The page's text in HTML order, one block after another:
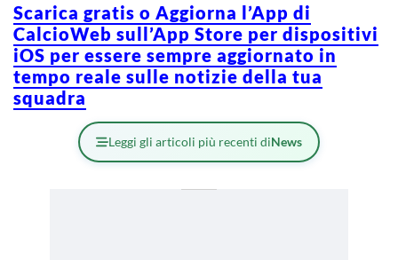
Scarica gratis o Aggiorna l’App di
CalcioWeb sull’App Store per dispositivi
iOS per essere sempre aggiornato in
tempo reale sulle notizie della tua
squadra
Leggi gli articoli più recenti diNews